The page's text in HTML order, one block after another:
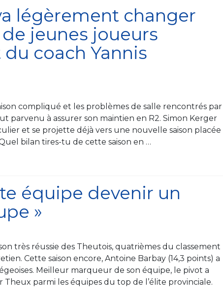
» »
légèrement changer
de jeunes joueurs
coach Yannis
compliqué et les problèmes de salle rencontrés par
parvenu à assurer son maintien en R2. Simon Kerger
et se projette déjà vers une nouvelle saison placée
bilan tires-tu de cette saison en …
équipe devenir un
»
très réussie des Theutois, quatrièmes du classement
Cette saison encore, Antoine Barbay (14,3 points) a
Meilleur marqueur de son équipe, le pivot a
parmi les équipes du top de l’élite provinciale.